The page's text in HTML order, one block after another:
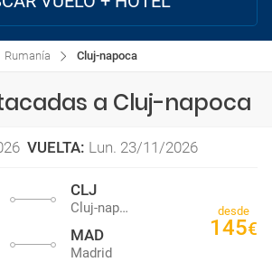
Rumanía Cluj-napoca
a Cluj-napoca
VUELTA: Lun. 23/11/2026
CLJ
Cluj-napoca
MAD
Madrid
desde
145€